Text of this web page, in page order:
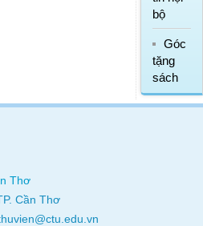
bộ
Góc
tặng
sách
Thơ
Cần Thơ